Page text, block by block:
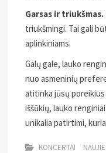
Garsas ir triukšmas.
triukšmingi. Tai gali
aplinkiniams.
Galų gale, lauko
nuo asmeninių
atitinka jūsų
iššūkių, lauko
unikalia patirtimi,
KONCERTAI